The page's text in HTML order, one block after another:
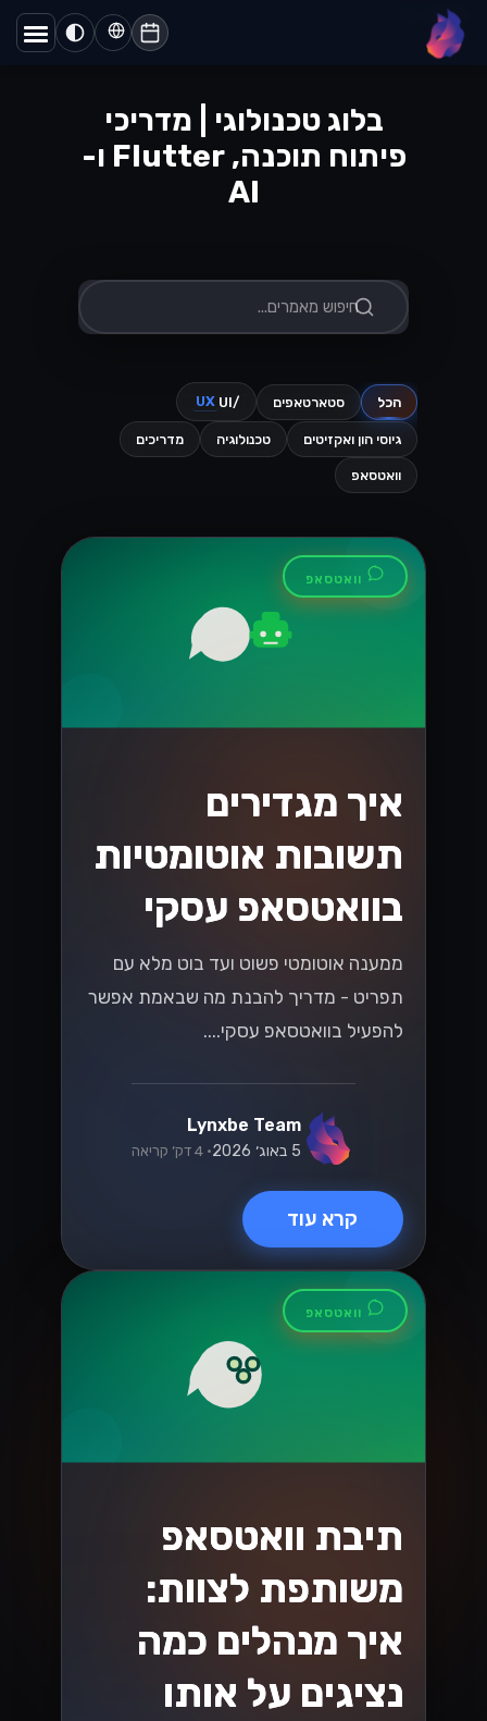
דף הבית
בלוג טכנולוגי | מדריכי
פיתוח תוכנה, Flutter ו-
AI
הכל סטארטאפים UX /UI
גיוסי הון ואקזיטים טכנולוגיה מדריכים
וואטסאפ
וואטסאפ
איך מגדירים
תשובות אוטומטיות
בוואטסאפ עסקי
ממענה אוטומטי פשוט ועד בוט מלא עם
תפריט - מדריך להבנת מה שבאמת אפשר
להפעיל בוואטסאפ עסקי....
Lynxbe Team
5 באוג׳ 2026 • 4 דק׳ קריאה
קרא עוד
וואטסאפ
תיבת וואטסאפ
משותפת לצוות:
איך מנהלים כמה
נציגים על אותו